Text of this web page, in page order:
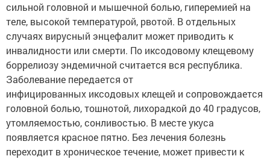
сильной головной и мышечной болью, гиперемией на
теле, высокой температурой, рвотой. В отдельных
случаях вирусный энцефалит может приводить к
инвалидности или смерти. По иксодовому клещевому
боррелиозу эндемичной считается вся республика.
Заболевание передается от
инфицированных иксодовых клещей и сопровождается
головной болью, тошнотой, лихорадкой до 40 градусов,
утомляемостью, сонливостью. В месте укуса
появляется красное пятно. Без лечения болезнь
переходит в хроническое течение, может привести к